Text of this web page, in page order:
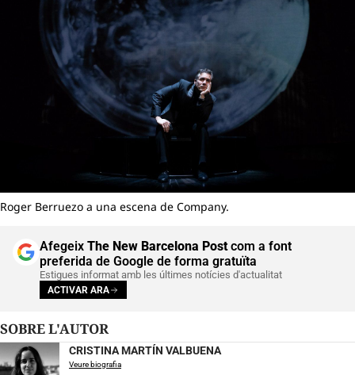
Roger Berruezo a una escena de Company.
Afegeix The New Barcelona Postcom a font
preferida de Google de forma gratuïta
Estigues informat amb les últimes notícies d'actualitat
ACTIVAR ARA
SOBRE L'AUTOR
CRISTINA MARTÍN VALBUENA
Veure biografia